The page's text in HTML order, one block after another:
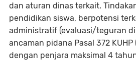
dan aturan dinas terkait.
pendidikan siswa, berpotensi
administratif (evaluasi/teguran
ancaman pidana Pasal 372
dengan penjara maksimal 4